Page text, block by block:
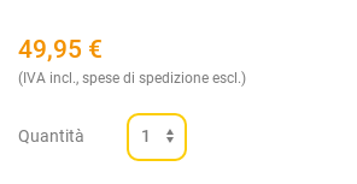
49,95 €
(IVA incl., spese di spedizione escl.)
Quantità